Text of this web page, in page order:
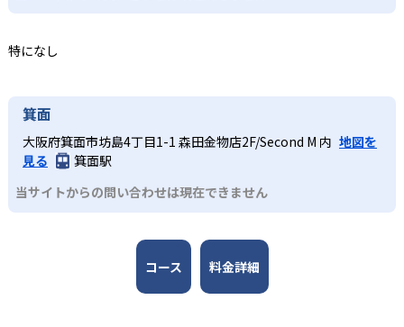
小学校高学年
I〜IIIおよびエクスプローラコースでは、より高度なロボッ
ト機構やプログラミング言語で実践的な力を養成する。競
技会などを通じて、プレゼンテーション能力やコミュニケ
ーション能力も養う。
い場合がある。
特になし
箕面
大阪府箕面市坊島4丁目1-1 森田金物店2F/Second M 内 地図を
見る
箕面駅
当サイトからの問い合わせは現在できません
コース 料金詳細